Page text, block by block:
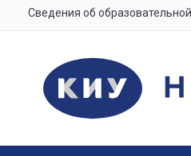
Сведения об